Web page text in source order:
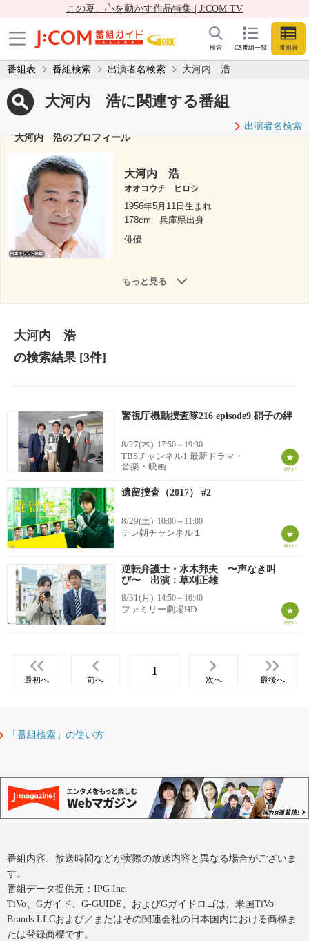
この夏、心を動かす作品特集 | J:COM TV
CS番組一覧 番組表
検索
番組表 番組検索 出演者名検索 大河内 浩
大河内 浩に関連する番組
出演者名検索
大河内 浩のプロフィール
大河内 浩
オオコウチ ヒロシ
1956年5月11日生まれ
178cm
兵庫県出身
俳優
もっと見る
大河内 浩
の検索結果[3件]
警視庁機動捜査隊216 episode9 硝子の絆
8/27(木) 17:50～19:30
TBSチャンネル1 最新ドラマ・
音楽・映画
遺留捜査（2017） #2
8/29(土) 10:00～11:00
テレ朝チャンネル１
逆転弁護士・水木邦夫 〜声なき叫
び〜 出演：草刈正雄
8/31(月) 14:50～16:40
ファミリー劇場HD
最初へ 前へ
1
次へ 最後へ
「番組検索」の使い方
番組内容、放送時間などが実際の放送内容と異なる場合がございま
す。
番組データ提供元：IPG Inc.
TiVo、Gガイド、G-GUIDE、およびGガイドロゴは、米国TiVo
Brands LLCおよび／またはその関連会社の日本国内における商標ま
たは登録商標です。